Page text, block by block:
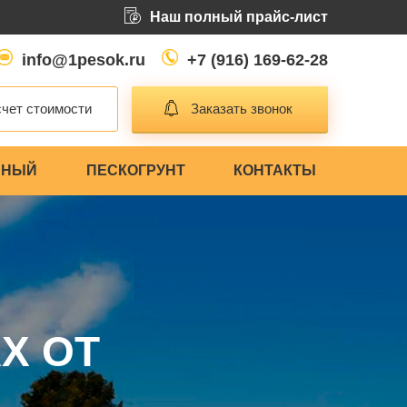
Наш полный прайс-лист
info@1pesok.ru +7 (916) 169-62-28
стоимости Заказать звонок
ПЕСКОГРУНТ КОНТАКТЫ
ОТ